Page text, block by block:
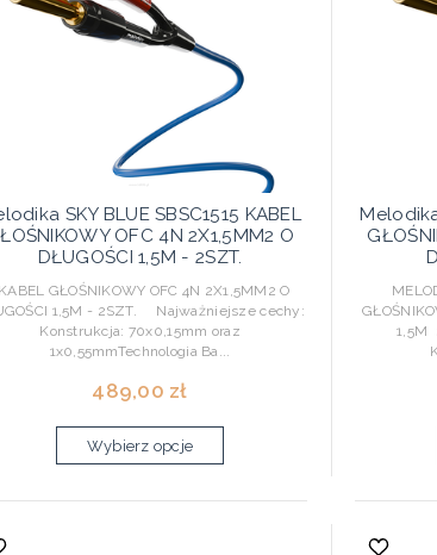
SKY BLUE SBSC1515 KABEL
OFC 4N 2X1,5MM2 O
DŁUGOŚCI 1,5M - 2SZT.
GŁOŚNIKOWY OFC 4N 2X1,5MM2 O
1,5M - 2SZT. Najważniejsze cechy:
Konstrukcja: 70x0,15mm oraz
1x0,55mmTechnologia Ba...
489,00 zł
Wybierz opcje
1,5M